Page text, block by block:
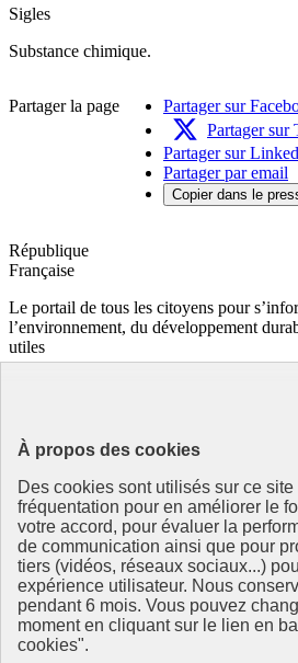
À propos des cookies
Des cookies sont utilisés sur ce
fréquentation pour en améliorer le
votre accord, pour évaluer la
de communication ainsi que pour
tiers (vidéos, réseaux sociaux...)
expérience utilisateur. Nous
pendant 6 mois. Vous pouvez
moment en cliquant sur le lien en
cookies".
Sigles
Substance chimique.
Partager la page
Partager sur
Partager sur
Partager sur
Partager par email
Copier dans le
République
Française
Le portail de tous les citoyens pour
l’environnement, du développement
utiles
data.gouv.fr- ouvre une nouvelle
Partenaire
Eionet Portal